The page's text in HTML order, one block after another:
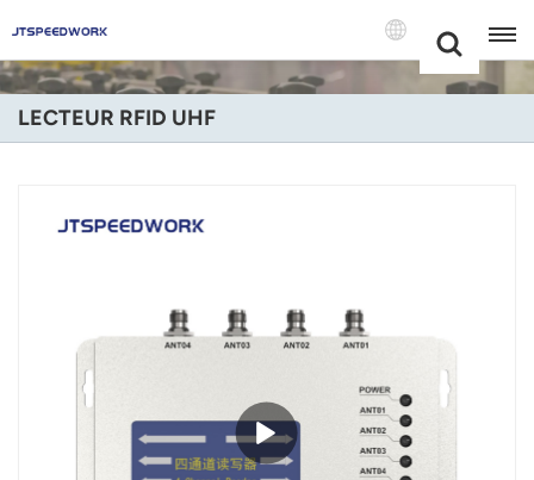
+86 -18681515767
English
Русский
Español
Português
LECTEUR RFID UHF